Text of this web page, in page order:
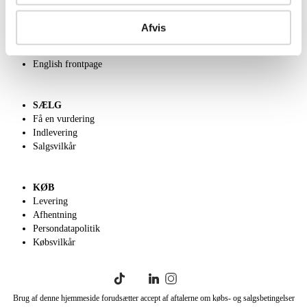
Afvis
OM OS
English frontpage
SÆLG
Få en vurdering
Indlevering
Salgsvilkår
KØB
Levering
Afhentning
Persondatapolitik
Købsvilkår
Brug af denne hjemmeside forudsætter accept af aftalerne om købs- og salgsbetingelser